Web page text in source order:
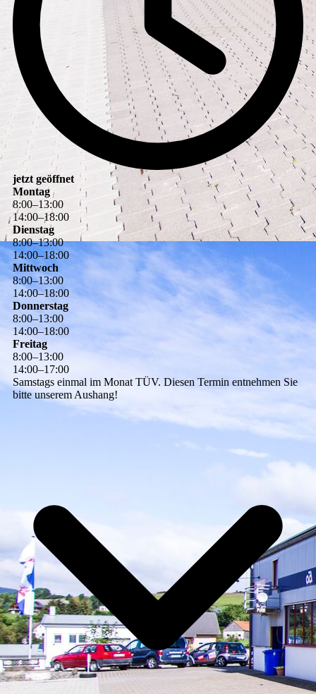
jetzt geöffnet
Montag
8:00–13:00
14:00–18:00
Dienstag
8:00–13:00
14:00–18:00
Mittwoch
8:00–13:00
14:00–18:00
Donnerstag
8:00–13:00
14:00–18:00
Freitag
8:00–13:00
14:00–17:00
Samstags einmal im Monat TÜV. Diesen Termin entnehmen Sie
bitte unserem Aushang!